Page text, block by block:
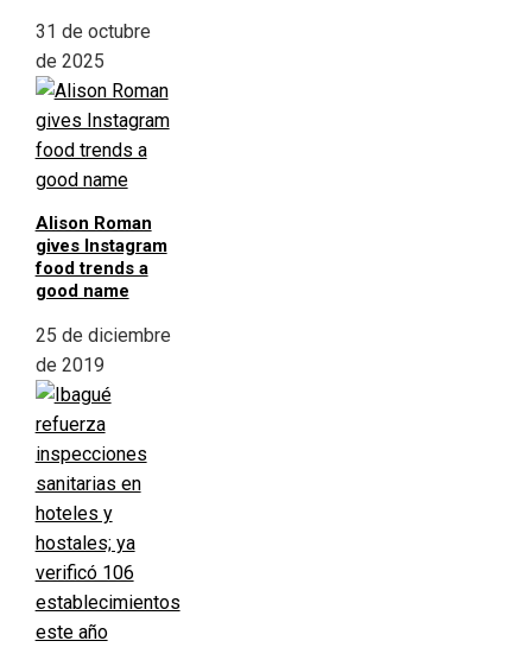
31 de octubre
de 2025
Alison Roman
gives Instagram
food trends a
good name
25 de diciembre
de 2019